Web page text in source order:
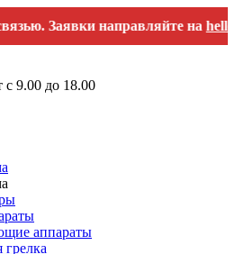
направляйте на
9.00 до 18.00
аппараты
грелка